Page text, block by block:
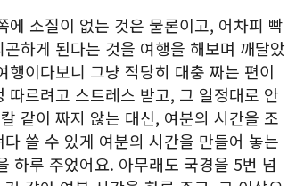
소질이 없는 것은 물론이고, 어차피 빡
하게 된다는 것을 여행을 해보며 깨달았
이다보니 그냥 적당히 대충 짜는 편이
르려고 스트레스 받고, 그 일정대로 안
같이 짜지 않는 대신, 여분의 시간을 조
쓸 수 있게 여분의 시간을 만들어 놓는
하루 주었어요. 아무래도 국경을 5번 넘